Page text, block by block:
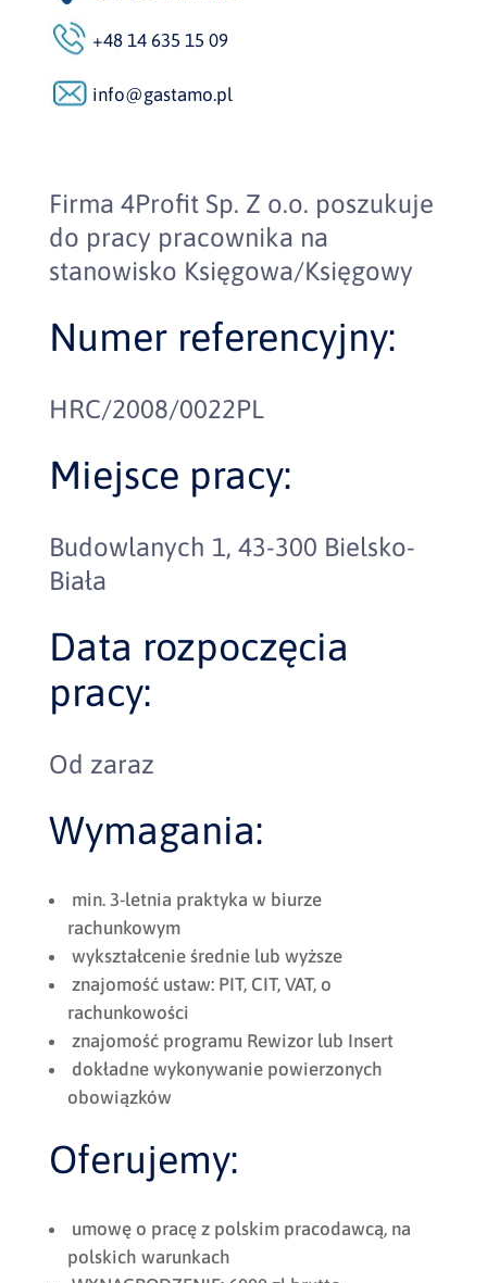
+48 14 635 15 09
info@gastamo.pl
Firma 4Profit Sp. Z o.o. poszukuje
do pracy pracownika na
stanowisko Księgowa/Księgowy
Numer referencyjny:
HRC/2008/0022PL
Miejsce pracy:
Budowlanych 1, 43-300 Bielsko-
Biała
Data rozpoczęcia
pracy:
Od zaraz
Wymagania:
min. 3-letnia praktyka w biurze
rachunkowym
wykształcenie średnie lub wyższe
znajomość ustaw: PIT, CIT, VAT, o
rachunkowości
znajomość programu Rewizor lub Insert
dokładne wykonywanie powierzonych
obowiązków
Oferujemy:
umowę o pracę z polskim pracodawcą, na
polskich warunkach